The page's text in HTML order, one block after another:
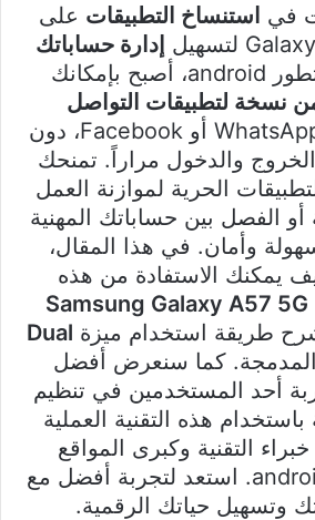
في استنساخ التطبيقات على
إدارة حساباتك
؟ مع تطور android، أصبح بإمكانك
نسخة لتطبيقات التواصل
، مثل WhatsApp أو Facebook، دون
والدخول مراراً. تمنحك
الحرية لموازنة العمل
أو الفصل بين حساباتك المهنية
وأمان. في هذا المقال،
يمكنك الاستفادة من هذه
Samsung Galaxy A57 5G
طريقة استخدام ميزة Dual
المدمجة. كما سنعرض أفضل
أحد المستخدمين في تنظيم
باستخدام هذه التقنية العملية
التقنية وكبرى المواقع
المتخصصة في android. استعد لتجربة أفضل مع
وتسهيل حياتك الرقمية.